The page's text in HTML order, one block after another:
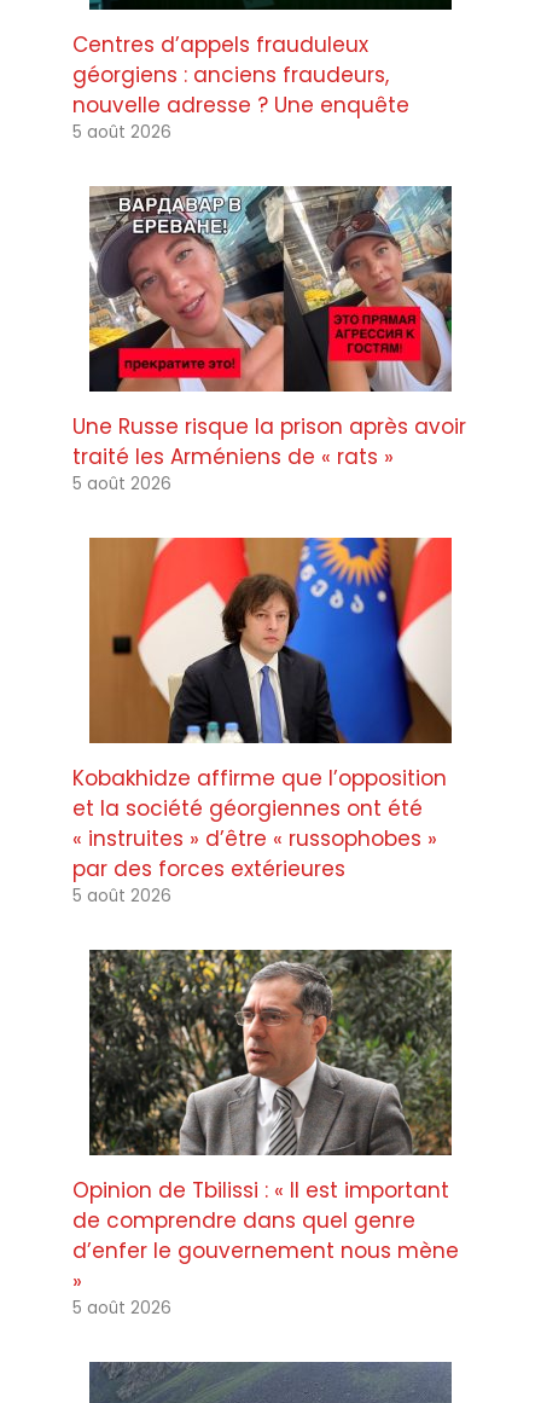
Centres d’appels frauduleux
géorgiens : anciens fraudeurs,
nouvelle adresse ? Une enquête
5 août 2026
Une Russe risque la prison après avoir
traité les Arméniens de « rats »
5 août 2026
Kobakhidze affirme que l’opposition
et la société géorgiennes ont été
« instruites » d’être « russophobes »
par des forces extérieures
5 août 2026
Opinion de Tbilissi : « Il est important
de comprendre dans quel genre
d’enfer le gouvernement nous mène
»
5 août 2026